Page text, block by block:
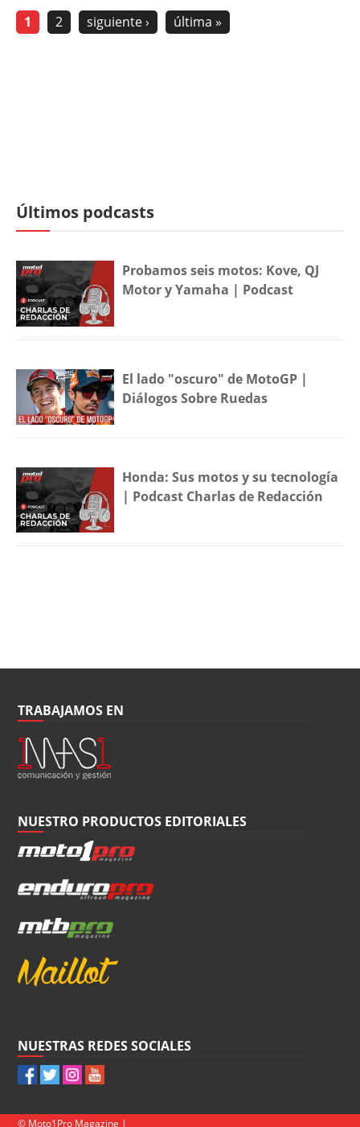
1 2 siguiente › última »
Últimos podcasts
Probamos seis motos: Kove, QJ
Motor y Yamaha | Podcast
El lado "oscuro" de MotoGP |
Diálogos Sobre Ruedas
Honda: Sus motos y su tecnología
| Podcast Charlas de Redacción
TRABAJAMOS EN
NUESTRO PRODUCTOS EDITORIALES
NUESTRAS REDES SOCIALES
© Moto1Pro Magazine |